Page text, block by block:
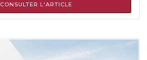
CONSULTER L'ARTICLE